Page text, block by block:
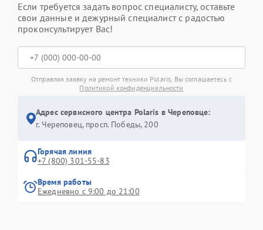
Если требуется задать вопрос специалисту, оставьте
свои данные и дежурный специалист с радостью
проконсультирует Вас!
Отправляя заявку на ремонт техники Polaris, Вы соглашаетесь с
Политикой конфиденциальности
Адрес сервисного центра Polaris в Череповце:
г. Череповец, просп. Победы, 200
Горячая линия
+7 (800) 301-55-83
Время работы
Ежедневно с 9:00 до 21:00